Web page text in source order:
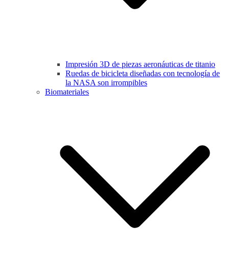
Impresión 3D de piezas aeronáuticas de titanio
Ruedas de bicicleta diseñadas con tecnología de
la NASA son irrompibles
Biomateriales